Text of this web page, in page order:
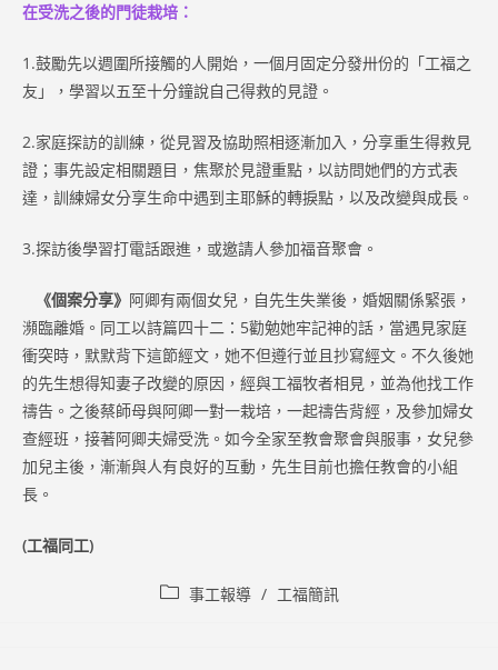
在受洗之後的門徒栽培：
1.鼓勵先以週圍所接觸的人開始，一個月固定分發卅份的「工福之
友」，學習以五至十分鐘說自己得救的見證。
2.家庭探訪的訓練，從見習及協助照相逐漸加入，分享重生得救見
證；事先設定相關題目，焦聚於見證重點，以訪問她們的方式表
達，訓練婦女分享生命中遇到主耶穌的轉捩點，以及改變與成長。
3.探訪後學習打電話跟進，或邀請人參加福音聚會。
《個案分享》 阿卿有兩個女兒，自先生失業後，婚姻關係緊張，
瀕臨離婚。同工以詩篇四十二：5勸勉她牢記神的話，當遇見家庭
衝突時，默默背下這節經文，她不但遵行並且抄寫經文。不久後她
的先生想得知妻子改變的原因，經與工福牧者相見，並為他找工作
禱告。之後蔡師母與阿卿一對一栽培，一起禱告背經，及參加婦女
查經班，接著阿卿夫婦受洗。如今全家至教會聚會與服事，女兒參
加兒主後，漸漸與人有良好的互動，先生目前也擔任教會的小組
長。
(工福同工)
Post事工報導 / 工福簡訊